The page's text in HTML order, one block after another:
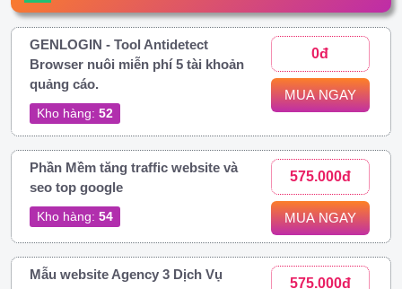
GENLOGIN - Tool Antidetect
Browser nuôi miễn phí 5 tài khoản
quảng cáo.
Kho hàng: 52
0đ
MUA NGAY
Phần Mềm tăng traffic website và
seo top google
Kho hàng: 54
575.000đ
MUA NGAY
Mẫu website Agency 3 Dịch Vụ
575.000đ